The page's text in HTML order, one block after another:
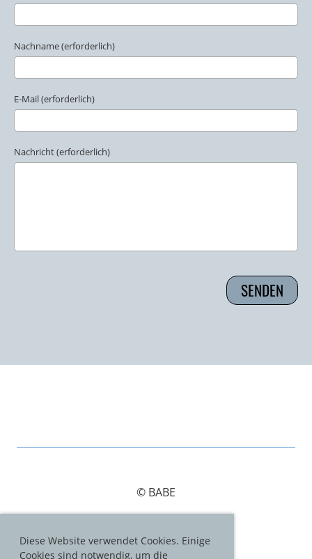
Diese Website verwendet Cookies. Einige
Cookies sind notwendig, um die
Nachname (erforderlich)
E-Mail (erforderlich)
Nachricht (erforderlich)
© BABE